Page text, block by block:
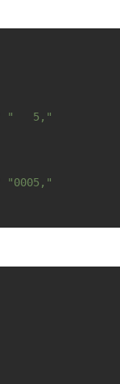
"   5,"
"0005,"